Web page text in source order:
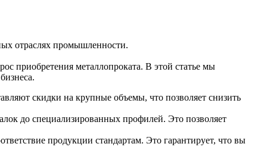
отраслях промышленности.
приобретения металлопроката. В этой статье мы
скидки на крупные объемы, что позволяет снизить
до специализированных профилей. Это позволяет
продукции стандартам. Это гарантирует, что вы